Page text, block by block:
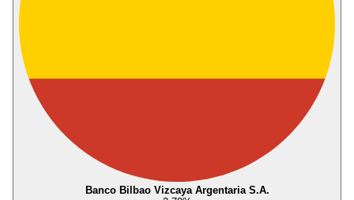
Banco Bilbao Vizcaya Argentaria S.A.